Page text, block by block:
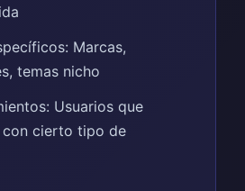
Marcas,
temas nicho
Usuarios que
con cierto tipo de